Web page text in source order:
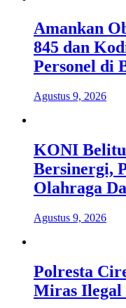
Amankan
845 dan
Personel di
Agustus 9, 2026
KONI
Bersinergi,
Olahraga
Agustus 9, 2026
Polresta
Miras Ilegal